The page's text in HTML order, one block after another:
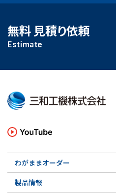
無料 見積り依頼
Estimate
わがままオーダー
実例ご紹介
製品情報